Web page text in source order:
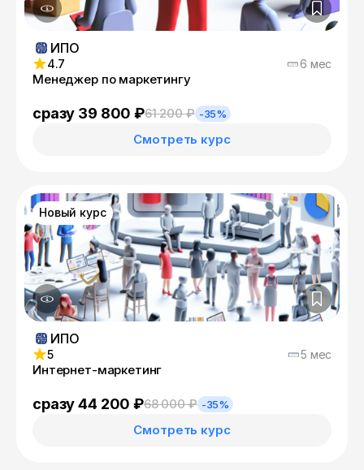
ИПО
4.7 6 мес
Менеджер по маркетингу
сразу 39 800 ₽61 200 ₽ -35%
Смотреть курс
Новый курс
ИПО
5 5 мес
Интернет-маркетинг
сразу 44 200 ₽68 000 ₽ -35%
Смотреть курс